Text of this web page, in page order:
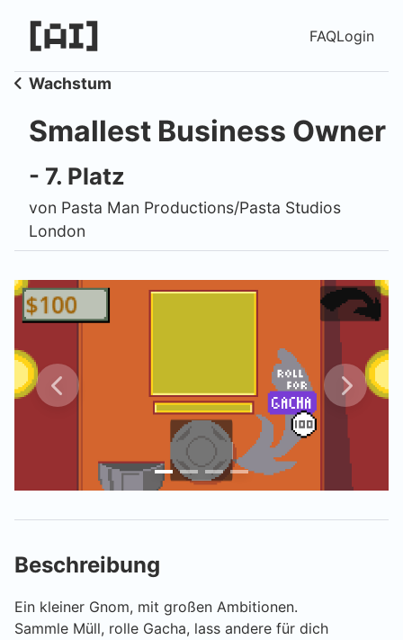
FAQLogin
Wachstum
Smallest Business Owner
- 7. Platz
von Pasta Man Productions/Pasta Studios
London
Beschreibung
Ein kleiner Gnom, mit großen Ambitionen.
Sammle Müll, rolle Gacha, lass andere für dich